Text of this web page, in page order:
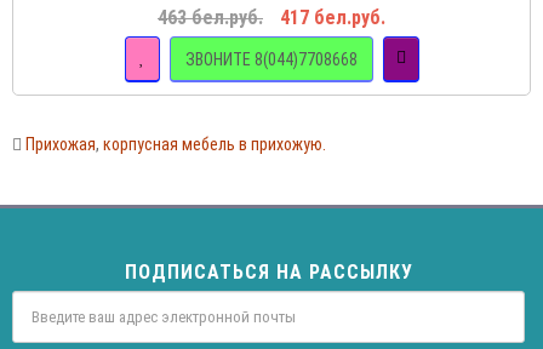
463 бел.руб. 417 бел.руб.
ЗВОНИТЕ 8(044)7708668
Прихожая, корпусная мебель в прихожую.
ПОДПИСАТЬСЯ НА РАССЫЛКУ